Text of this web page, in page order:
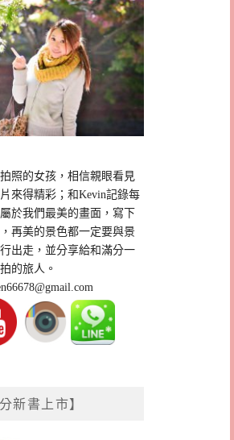
照的女孩，相信親眼看見
來得精彩；和Kevin記錄每
於我們最美的畫面，寫下
再美的景色都一定要與景
出走，並分享給和滿分一
的旅人。
新書上市】